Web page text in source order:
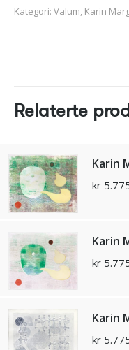
Kategori: Valum, Karin
Relaterte
Karin
kr
Karin
kr
Karin
kr